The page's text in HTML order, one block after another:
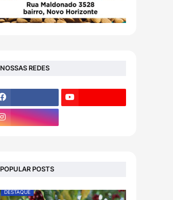
NOSSAS REDES
POPULAR POSTS
DESTAQUE